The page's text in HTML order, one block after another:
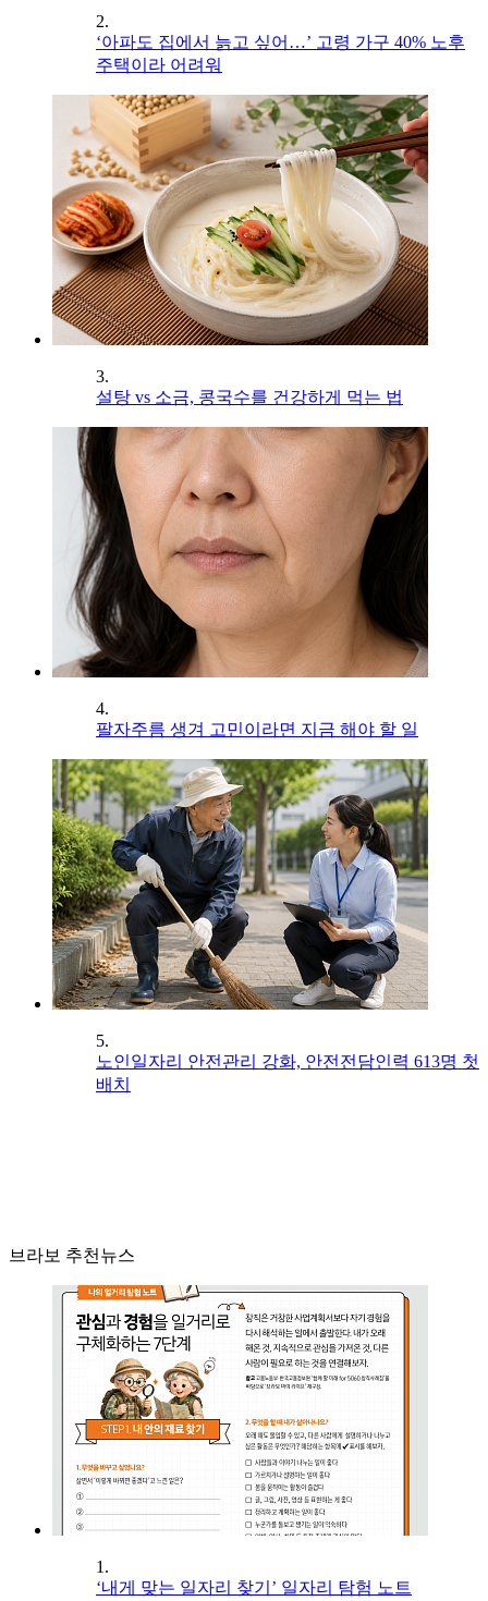
2.
‘아파도 집에서 늙고 싶어…’ 고령 가구 40% 노후
주택이라 어려워
3.
설탕 vs 소금, 콩국수를 건강하게 먹는 법
4.
팔자주름 생겨 고민이라면 지금 해야 할 일
5.
노인일자리 안전관리 강화, 안전전담인력 613명 첫
배치
브라보 추천뉴스
1.
‘내게 맞는 일자리 찾기’ 일자리 탐험 노트